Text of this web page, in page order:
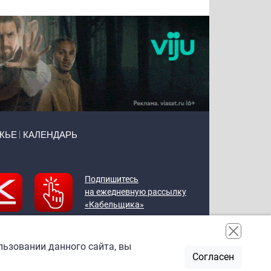
КАЛЕНДАРЬ
Подпишитесь
на ежедневную рассылку
«Кабельщика»
данного сайта, вы
Согласен